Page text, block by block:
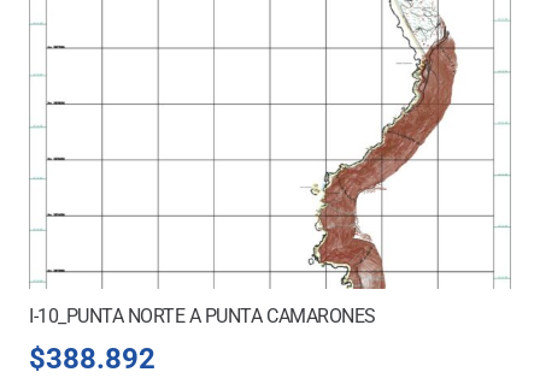
I-10_PUNTA NORTE A PUNTA CAMARONES
$388.892